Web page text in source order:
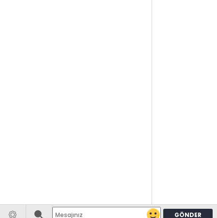
GÖNDER